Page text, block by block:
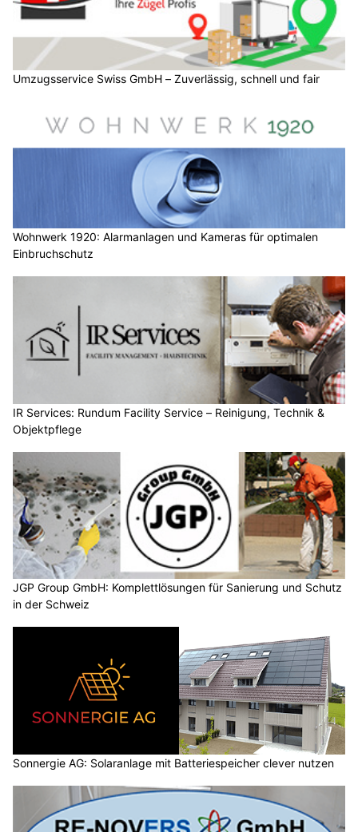
Umzugsservice Swiss GmbH – Zuverlässig, schnell und fair
Wohnwerk 1920: Alarmanlagen und Kameras für optimalen
Einbruchschutz
IR Services: Rundum Facility Service – Reinigung, Technik &
Objektpflege
JGP Group GmbH: Komplettlösungen für Sanierung und Schutz
in der Schweiz
Sonnergie AG: Solaranlage mit Batteriespeicher clever nutzen